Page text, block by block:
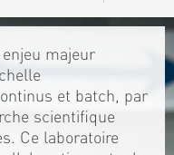
majeur
et batch, par
scientifique
Ce laboratoire